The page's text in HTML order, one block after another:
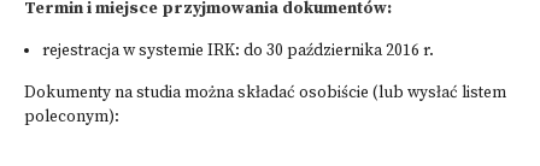
Termin i miejsce przyjmowania dokumentów:
rejestracja w systemie IRK: do 30 października 2016 r.
Dokumenty na studia można składać osobiście (lub wysłać listem
poleconym):